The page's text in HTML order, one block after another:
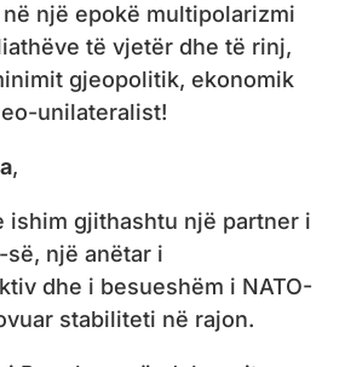
një epokë multipolarizmi
të vjetër dhe të rinj,
gjeopolitik, ekonomik
unilateralist!
,
ishim gjithashtu një partner i
së, një anëtar i
dhe i besueshëm i NATO-
stabiliteti në rajon.